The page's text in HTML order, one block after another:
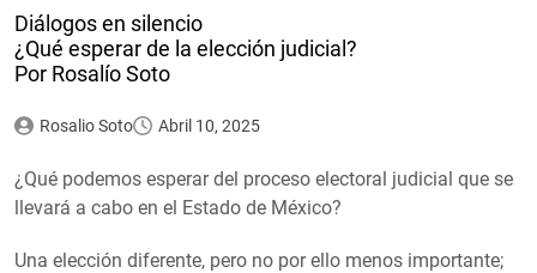
Diálogos en silencio
¿Qué esperar de la elección judicial?
Por Rosalío Soto
Rosalio Soto Abril 10, 2025
¿Qué podemos esperar del proceso electoral judicial que se
llevará a cabo en el Estado de México?
Una elección diferente, pero no por ello menos importante;